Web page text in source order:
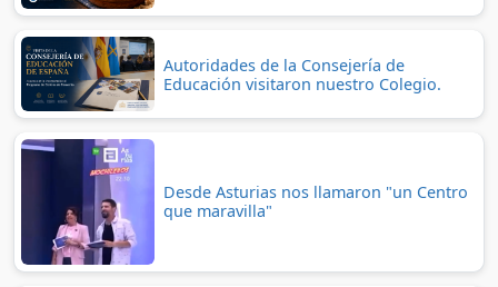
Autoridades de la Consejería de
Educación visitaron nuestro Colegio.
Desde Asturias nos llamaron "un Centro
que maravilla"